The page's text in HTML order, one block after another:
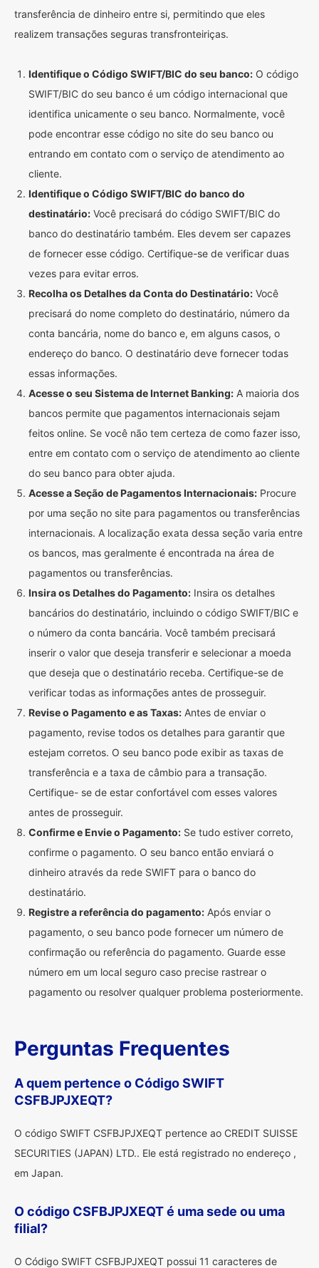
transferência de dinheiro entre si, permitindo que eles
realizem transações seguras transfronteiriças.
Identifique o Código SWIFT/BIC do seu banco: O código
SWIFT/BIC do seu banco é um código internacional que
identifica unicamente o seu banco. Normalmente, você
pode encontrar esse código no site do seu banco ou
entrando em contato com o serviço de atendimento ao
cliente.
Identifique o Código SWIFT/BIC do banco do
destinatário: Você precisará do código SWIFT/BIC do
banco do destinatário também. Eles devem ser capazes
de fornecer esse código. Certifique-se de verificar duas
vezes para evitar erros.
Recolha os Detalhes da Conta do Destinatário: Você
precisará do nome completo do destinatário, número da
conta bancária, nome do banco e, em alguns casos, o
endereço do banco. O destinatário deve fornecer todas
essas informações.
Acesse o seu Sistema de Internet Banking: A maioria dos
bancos permite que pagamentos internacionais sejam
feitos online. Se você não tem certeza de como fazer isso,
entre em contato com o serviço de atendimento ao cliente
do seu banco para obter ajuda.
Acesse a Seção de Pagamentos Internacionais: Procure
por uma seção no site para pagamentos ou transferências
internacionais. A localização exata dessa seção varia entre
os bancos, mas geralmente é encontrada na área de
pagamentos ou transferências.
Insira os Detalhes do Pagamento: Insira os detalhes
bancários do destinatário, incluindo o código SWIFT/BIC e
o número da conta bancária. Você também precisará
inserir o valor que deseja transferir e selecionar a moeda
que deseja que o destinatário receba. Certifique-se de
verificar todas as informações antes de prosseguir.
Revise o Pagamento e as Taxas: Antes de enviar o
pagamento, revise todos os detalhes para garantir que
estejam corretos. O seu banco pode exibir as taxas de
transferência e a taxa de câmbio para a transação.
Certifique- se de estar confortável com esses valores
antes de prosseguir.
Confirme e Envie o Pagamento: Se tudo estiver correto,
confirme o pagamento. O seu banco então enviará o
dinheiro através da rede SWIFT para o banco do
destinatário.
Registre a referência do pagamento: Após enviar o
pagamento, o seu banco pode fornecer um número de
confirmação ou referência do pagamento. Guarde esse
número em um local seguro caso precise rastrear o
pagamento ou resolver qualquer problema posteriormente.
Perguntas Frequentes
A quem pertence o Código SWIFT
CSFBJPJXEQT?
O código SWIFT CSFBJPJXEQT pertence ao CREDIT SUISSE
SECURITIES (JAPAN) LTD.. Ele está registrado no endereço ,
em Japan.
O código CSFBJPJXEQT é uma sede ou uma
filial?
O Código SWIFT CSFBJPJXEQT possui 11 caracteres de